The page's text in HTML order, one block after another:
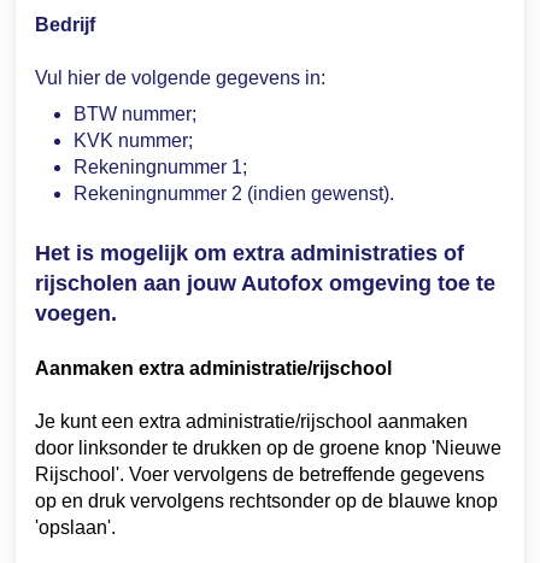
Bedrijf
Vul hier de volgende gegevens in:
BTW nummer;
KVK nummer;
Rekeningnummer 1;
Rekeningnummer 2 (indien gewenst).
Het is mogelijk om extra administraties of
rijscholen aan jouw Autofox omgeving toe te
voegen.
Aanmaken extra administratie/rijschool
Je kunt een extra administratie/rijschool aanmaken
door linksonder te drukken op de groene knop 'Nieuwe
Rijschool'. Voer vervolgens de betreffende gegevens
op en druk vervolgens rechtsonder op de blauwe knop
'opslaan'.